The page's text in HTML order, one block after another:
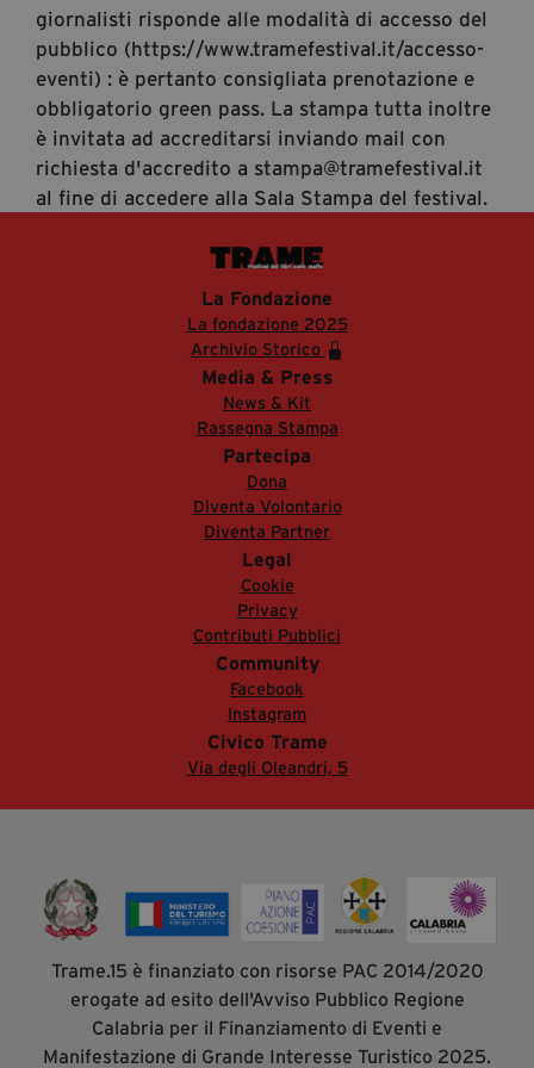
giornalisti risponde alle modalità di accesso del
pubblico (https://www.tramefestival.it/accesso-
eventi) : è pertanto consigliata prenotazione e
obbligatorio green pass. La stampa tutta inoltre
è invitata ad accreditarsi inviando mail con
richiesta d'accredito a stampa@tramefestival.it
al fine di accedere alla Sala Stampa del festival.
La Fondazione
La fondazione 2025
Archivio Storico
Media & Press
News & Kit
Rassegna Stampa
Partecipa
Dona
Diventa Volontario
Diventa Partner
Legal
Cookie
Privacy
Contributi Pubblici
Community
Facebook
Instagram
Civico Trame
Via degli Oleandri, 5
Trame.15 è finanziato con risorse PAC 2014/2020
erogate ad esito dell'Avviso Pubblico Regione
Calabria per il Finanziamento di Eventi e
Manifestazione di Grande Interesse Turistico 2025.